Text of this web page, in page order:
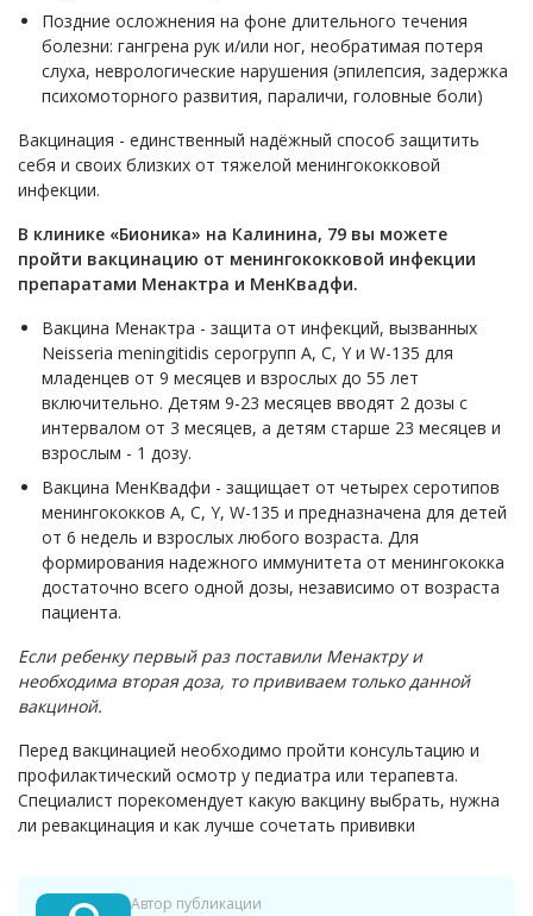
Поздние осложнения на фоне длительного течения
болезни: гангрена рук и/или ног, необратимая потеря
слуха, неврологические нарушения (эпилепсия, задержка
психомоторного развития, параличи, головные боли)
Вакцинация - единственный надёжный способ защитить
себя и своих близких от тяжелой менингококковой
инфекции.
В клинике «Бионика» на Калинина, 79 вы можете
пройти вакцинацию от менингококковой инфекции
препаратами Менактра и МенКвадфи.
Вакцина Менактра - защита от инфекций, вызванных
Neisseria meningitidis серогрупп А, С, Y и W-135 для
младенцев от 9 месяцев и взрослых до 55 лет
включительно. Детям 9-23 месяцев вводят 2 дозы с
интервалом от 3 месяцев, а детям старше 23 месяцев и
взрослым - 1 дозу.
Вакцина МенКвадфи - защищает от четырех серотипов
менингококков A, C, Y, W-135 и предназначена для детей
от 6 недель и взрослых любого возраста. Для
формирования надежного иммунитета от менингококка
достаточно всего одной дозы, независимо от возраста
пациента.
Если ребенку первый раз поставили Менактру и
необходима вторая доза, то прививаем только данной
вакциной.
Перед вакцинацией необходимо пройти консультацию и
профилактический осмотр у педиатра или терапевта.
Специалист порекомендует какую вакцину выбрать, нужна
ли ревакцинация и как лучше сочетать прививки
Автор публикации